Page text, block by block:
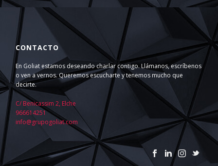
CONTACTO
En Goliat estamos deseando charlar contigo. Llámanos, escríbenos
o ven a vernos. Queremos escucharte y tenemos mucho que
decirte.
C/ Benicassim 2, Elche
966614251
info@grupogoliat.com